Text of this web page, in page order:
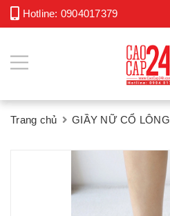
Hotline: 0904017379
Trang chủ GIẦY NỮ CỔ LÔNG